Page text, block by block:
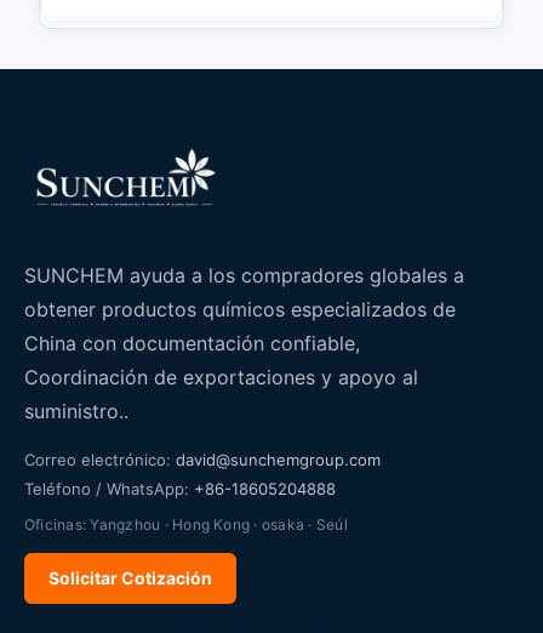
SUNCHEM ayuda a los compradores globales a
obtener productos químicos especializados de
China con documentación confiable,
Coordinación de exportaciones y apoyo al
suministro..
Correo electrónico: david@sunchemgroup.com
Teléfono / WhatsApp: +86-18605204888
Oficinas: Yangzhou · Hong Kong · osaka · Seúl
Solicitar Cotización